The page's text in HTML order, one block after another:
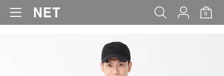
0
WOMEN MEN KIDS BABY